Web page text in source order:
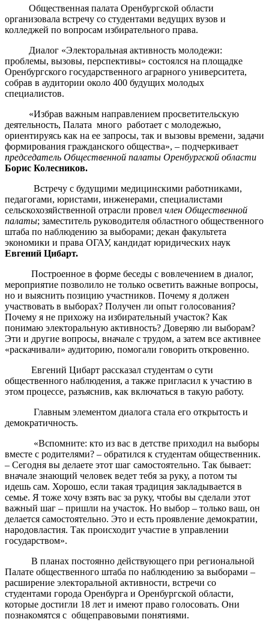
Общественная палата Оренбургской области
организовала встречу со студентами ведущих вузов и
колледжей по вопросам избирательного права.
Диалог «Электоральная активность молодежи:
проблемы, вызовы, перспективы» состоялся на площадке
Оренбургского государственного аграрного университета,
собрав в аудитории около 400 будущих молодых
специалистов.
«Избрав важным направлением просветительскую
деятельность, Палата много работает с молодежью,
ориентируясь как на ее запросы, так и вызовы времени, задачи
формирования гражданского общества», – подчеркивает
председатель Общественной палаты Оренбургской области
Борис Колесников.
Встречу с будущими медицинскими работниками,
педагогами, юристами, инженерами, специалистами
сельскохозяйственной отрасли провел член Общественной
палаты; заместитель руководителя областного общественного
штаба по наблюдению за выборами; декан факультета
экономики и права ОГАУ, кандидат юридических наук
Евгений Цибарт.
Построенное в форме беседы с вовлечением в диалог,
мероприятие позволило не только осветить важные вопросы,
но и выяснить позицию участников. Почему я должен
участвовать в выборах? Получен ли опыт голосования?
Почему я не прихожу на избирательный участок? Как
понимаю электоральную активность? Доверяю ли выборам?
Эти и другие вопросы, вначале с трудом, а затем все активнее
«раскачивали» аудиторию, помогали говорить откровенно.
Евгений Цибарт рассказал студентам о сути
общественного наблюдения, а также пригласил к участию в
этом процессе, разъяснив, как включаться в такую работу.
Главным элементом диалога стала его открытость и
демократичность.
«Вспомните: кто из вас в детстве приходил на выборы
вместе с родителями? – обратился к студентам общественник.
– Сегодня вы делаете этот шаг самостоятельно. Так бывает:
вначале знающий человек ведет тебя за руку, а потом ты
идешь сам. Хорошо, если такая традиция закладывается в
семье. Я тоже хочу взять вас за руку, чтобы вы сделали этот
важный шаг – пришли на участок. Но выбор – только ваш, он
делается самостоятельно. Это и есть проявление демократии,
народовластия. Так происходит участие в управлении
государством».
В планах постоянно действующего при региональной
Палате общественного штаба по наблюдению за выборами –
расширение электоральной активности, встречи со
студентами города Оренбурга и Оренбургской области,
которые достигли 18 лет и имеют право голосовать. Они
познакомятся с общеправовыми понятиями.